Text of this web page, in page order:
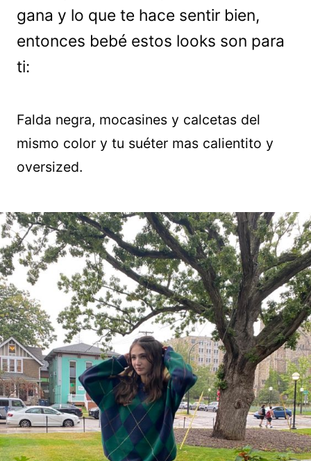
gana y lo que te hace sentir bien,
entonces bebé estos looks son para
ti:
Falda negra, mocasines y calcetas del
mismo color y tu suéter mas calientito y
oversized.